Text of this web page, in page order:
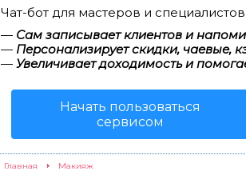
Чат-бот для мастеров и
— Сам записывает клиентов и
— Персонализирует скидки, чаевые,
— Увеличивает доходимость и
Начать пользоваться
сервисом
Главная Макияж